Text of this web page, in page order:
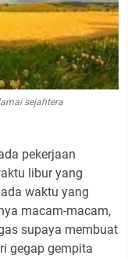
sejahtera
pekerjaan
libur yang
waktu yang
macam-macam,
supaya membuat
gegap gempita